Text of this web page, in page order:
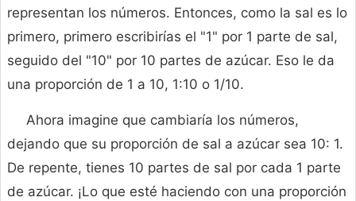
representan los números. Entonces, como la sal es lo
primero, primero escribirías el "1" por 1 parte de sal,
seguido del "10" por 10 partes de azúcar. Eso le da
una proporción de 1 a 10, 1:10 o 1/10.
Ahora imagine que cambiaría los números,
dejando que su proporción de sal a azúcar sea 10: 1.
De repente, tienes 10 partes de sal por cada 1 parte
de azúcar. ¡Lo que esté haciendo con una proporción